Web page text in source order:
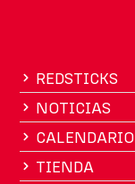
REDSTICKS
NOTICIAS
CALENDARIO
TIENDA